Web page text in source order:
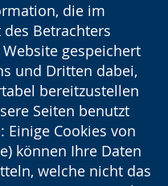
die im
Betrachters
gespeichert
und Dritten dabei,
bereitzustellen
Seiten benutzt
Einige Cookies von
können Ihre Daten
welche nicht das